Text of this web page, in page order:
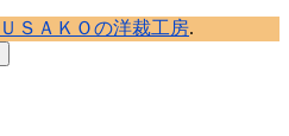
ＳＡＫＯの洋裁工房.